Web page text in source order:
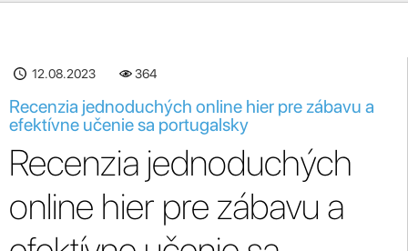
12.08.2023 364
Recenzia jednoduchých online hier pre zábavu a
efektívne učenie sa portugalsky
Recenzia jednoduchých
online hier pre zábavu a